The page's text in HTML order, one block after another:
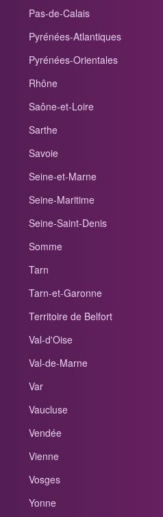
Pas-de-Calais
Pyrénées-Atlantiques
Pyrénées-Orientales
Rhône
Saône-et-Loire
Sarthe
Savoie
Seine-et-Marne
Seine-Maritime
Seine-Saint-Denis
Somme
Tarn
Tarn-et-Garonne
Territoire de Belfort
Val-d'Oise
Val-de-Marne
Var
Vaucluse
Vendée
Vienne
Vosges
Yonne